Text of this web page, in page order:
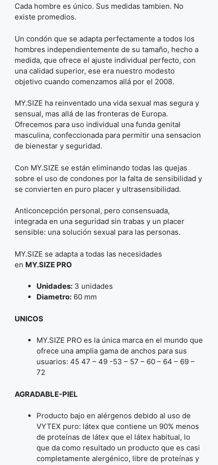
Cada hombre es único. Sus medidas tambien. No
existe promedios.
Un condón que se adapta perfectamente a todos los
hombres independientemente de su tamaño, hecho a
medida, que ofrece el ajuste individual perfecto, con
una calidad superior, ese era nuestro modesto
objetivo cuando comenzamos allá por el 2008.
MY.SIZE ha reinventado una vida sexual mas segura y
sensual, mas allá de las fronteras de Europa.
Ofrecemos para uso individual una funda genital
masculina, confeccionada para permitir una sensacion
de bienestar y seguridad.
Con MY.SIZE se están eliminando todas las quejas
sobre el uso de condones por la falta de sensibilidad y
se convierten en puro placer y ultrasensibilidad.
Anticoncepción personal, pero consensuada,
integrada en una seguridad sin trabas y un placer
sensible: una solución sexual para las personas.
MY.SIZE se adapta a todas las necesidades
en MY.SIZE PRO
Unidades: 3 unidades
Diametro: 60 mm
UNICOS
MY.SIZE PRO es la única marca en el mundo que
ofrece una amplia gama de anchos para sus
usuarios: 45 47 – 49 -53 – 57 – 60 – 64 – 69 –
72
AGRADABLE-PIEL
Producto bajo en alérgenos debido al uso de
VYTEX puro: látex que contiene un 90% menos
de proteínas de látex que el látex habitual, lo
que da como resultado un producto que es casi
completamente alergénico, libre de proteínas y